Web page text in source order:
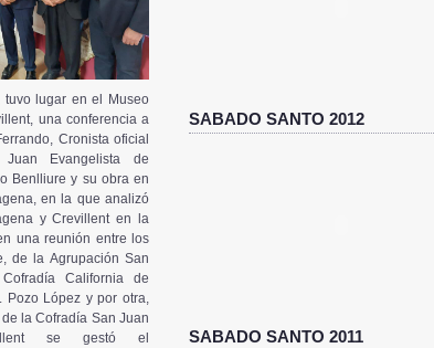
lugar en el Museo
una conferencia a
Cronista oficial
Evangelista de
Benlliure y su obra en
en la que analizó
y Crevillent en la
una reunión entre los
de la Agrupación San
California de
Pozo López y por otra,
la Cofradía San Juan
se gestó el
SABADO SANTO 2012
SABADO SANTO 2011